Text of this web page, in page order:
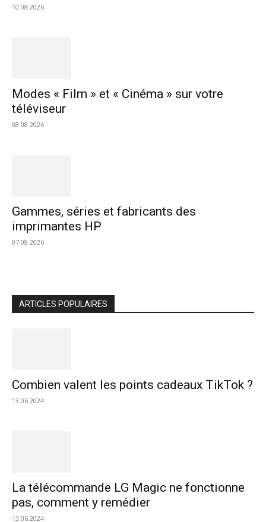
10.08.2026
Modes « Film » et « Cinéma » sur votre
téléviseur
08.08.2026
Gammes, séries et fabricants des
imprimantes HP
07.08.2026
ARTICLES POPULAIRES
Combien valent les points cadeaux TikTok ?
13.06.2024
La télécommande LG Magic ne fonctionne
pas, comment y remédier
13.06.2024